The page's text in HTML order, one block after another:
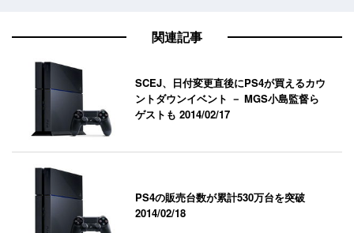
関連記事
SCEJ、日付変更直後にPS4が買えるカウ
ントダウンイベント － MGS小島監督ら
ゲストも2014/02/17
PS4の販売台数が累計530万台を突破
2014/02/18